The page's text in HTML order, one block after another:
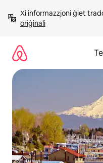
għall-
kontenut
Xi informazzjoni ġiet
oriġinali